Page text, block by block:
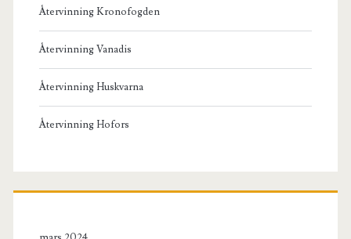
Återvinning Kronofogden
Återvinning Vanadis
Återvinning Huskvarna
Återvinning Hofors